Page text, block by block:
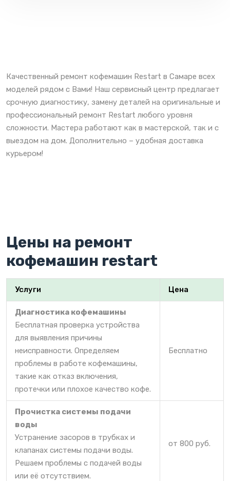
Качественный ремонт кофемашин Restart в Самаре всех
моделей рядом с Вами! Наш сервисный центр предлагает
срочную диагностику, замену деталей на оригинальные и
профессиональный ремонт Restart любого уровня
сложности. Мастера работают как в мастерской, так и с
выездом на дом. Дополнительно – удобная доставка
курьером!
Цены на ремонт
кофемашин restart
Услуги Цена
Диагностика кофемашины
Бесплатная проверка устройства
для выявления причины
неисправности. Определяем
проблемы в работе кофемашины,
такие как отказ включения,
протечки или плохое качество кофе.
Бесплатно
Прочистка системы подачи
воды
Устранение засоров в трубках и
клапанах системы подачи воды.
Решаем проблемы с подачей воды
или её отсутствием.
от 800 руб.